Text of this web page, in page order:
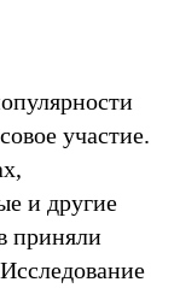
участие.
и другие
приняли